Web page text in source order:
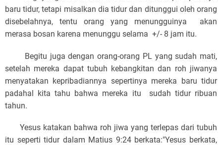
baru tidur, tetapi misalkan dia tidur dan ditunggui oleh orang
disebelahnya, tentu orang yang menungguinya akan
merasa bosan karena menunggu selama +/- 8 jam itu.
Begitu juga dengan orang-orang PL yang sudah mati,
setelah mereka dapat tubuh kebangkitan dan roh jiwanya
menyatakan kepribadiannya sepertinya mereka baru tidur
padahal kita tahu bahwa mereka itu sudah tidur ribuan
tahun.
Yesus katakan bahwa roh jiwa yang terlepas dari tubuh
itu seperti tidur dalam Matius 9:24 berkata:"Yesus berkata,